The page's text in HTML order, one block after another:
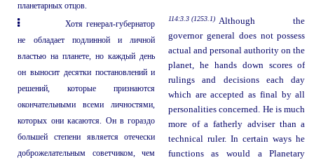
планетарных отцов.
Хотя генерал-губернатор
не обладает подлинной и личной
властью на планете, но каждый день
он выносит десятки постановлений и
решений, которые признаются
окончательными всеми личностями,
которых они касаются. Он в гораздо
большей степени является отечески
доброжелательным советчиком, чем
114:3.3 (1253.1) Although the
governor general does not possess
actual and personal authority on the
planet, he hands down scores of
rulings and decisions each day
which are accepted as final by all
personalities concerned. He is much
more of a fatherly adviser than a
technical ruler. In certain ways he
functions as would a Planetary